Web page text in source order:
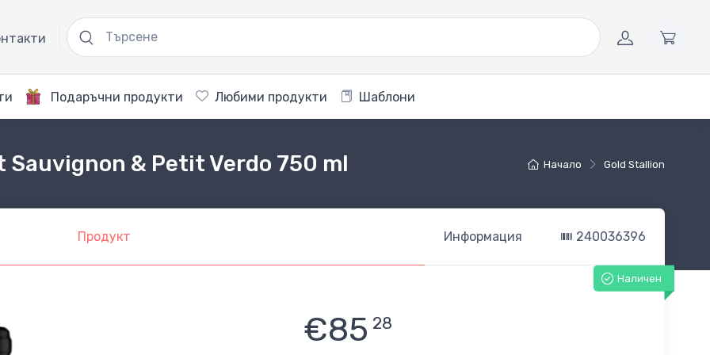
Подаръчни продукти Любими продукти Шаблони
Начало Gold Stallion
& Petit Verdo 750 ml
Продукт Информация 240036396
Наличен
€85 28